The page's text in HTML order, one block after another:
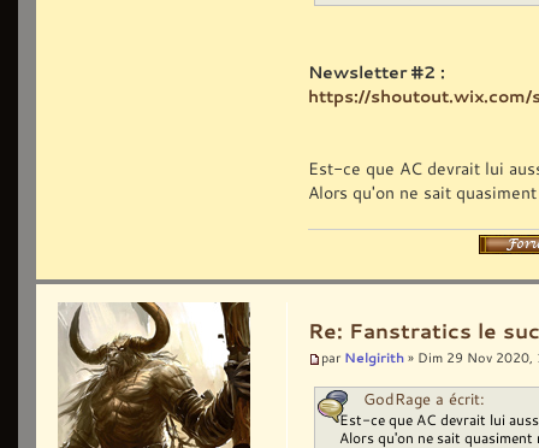
Newsletter #2 :
https://
Est-ce que AC devrait lui
Alors qu'on ne sait
Re: Fanstratics le
par Nelgirith » Dim 29 Nov 2020,
GodRage a écrit:
Est-ce que AC devrait lui
Alors qu'on ne sait